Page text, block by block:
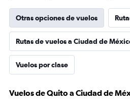
Otras opciones de vuelos
Rutas de vuelos a Ciudad de
Vuelos por clase
Vuelos de Quito a Ciudad de